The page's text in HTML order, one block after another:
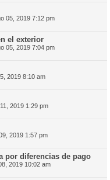
05, 2019 7:12 pm
el exterior
05, 2019 7:04 pm
2019 8:10 am
2019 1:29 pm
2019 1:57 pm
por diferencias de pago
2019 10:02 am